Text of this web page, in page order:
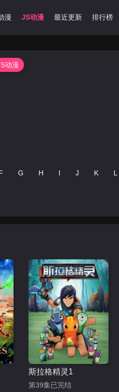
漫 JS动漫 最近更新 排行榜
动漫
G H I J K L
斯拉格精灵1
第39集已完结